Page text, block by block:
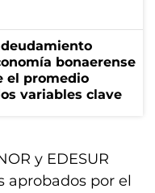
bonaerense
el promedio
variables clave
y EDESUR
aprobados por el